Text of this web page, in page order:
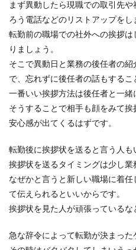
まず異動したら現職での取引先
ろう電話などのリストアップをし
転勤前の職場での社外への挨拶
りましょう。
そこで異動日と業務の後任者の
で、忘れずに後任者の話もするこ
一番いい挨拶方法は後任者と一緒
そうすることで相手も顔をみて
安心感が出てくるはずです。
転勤後に挨拶状を送ると言う人も
挨拶状を送るタイミングは少し業
なぜかと言うと新しい職場に着
て伝えられるといいからです。
挨拶状を見た人が頑張っている
急な辞令によって転勤が決まった